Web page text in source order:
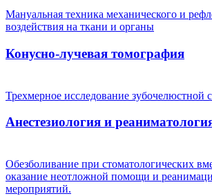
Мануальная техника механического и
воздействия на ткани и органы
Конусно-лучевая томография
Трехмерное исследование зубочелюстной
Анестезиология и
Обезболивание при стоматологических
оказание неотложной помощи и
мероприятий.